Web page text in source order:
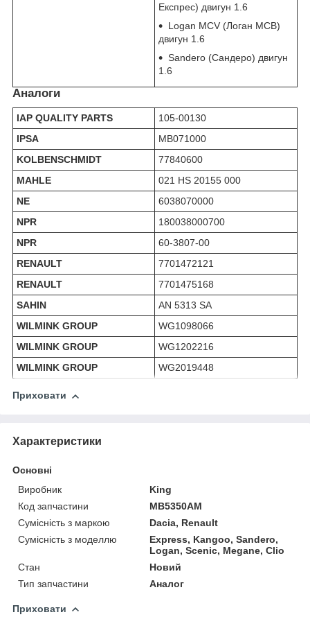
Експрес) двигун 1.6
Logan MCV (Логан МСВ)
двигун 1.6
Sandero (Сандеро) двигун
1.6
Аналоги
IAP QUALITY PARTS
105-00130
IPSA
MB071000
KOLBENSCHMIDT
77840600
MAHLE
021 HS 20155 000
NE
6038070000
NPR
180038000700
NPR
60-3807-00
RENAULT
7701472121
RENAULT
7701475168
SAHIN
AN 5313 SA
WILMINK GROUP
WG1098066
WILMINK GROUP
WG1202216
WILMINK GROUP
WG2019448
Приховати
Характеристики
Основні
Виробник
King
Код запчастини
MB5350AM
Сумісність з маркою
Dacia, Renault
Сумісність з моделлю
Express, Kangoo, Sandero,
Logan, Scenic, Megane, Clio
Стан
Новий
Тип запчастини
Аналог
Приховати